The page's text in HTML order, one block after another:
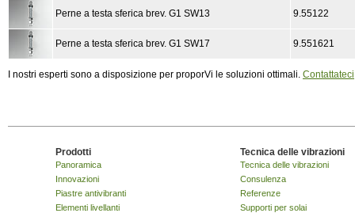
Perne a testa sferica brev. G1 SW13 9.55122
Perne a testa sferica brev. G1 SW17 9.551621
I nostri esperti sono a disposizione per proporVi le soluzioni ottimali. Contattateci
Prodotti
Panoramica
Innovazioni
Piastre antivibranti
Elementi livellanti
Tecnica delle vibrazioni
Tecnica delle vibrazioni
Consulenza
Referenze
Supporti per solai